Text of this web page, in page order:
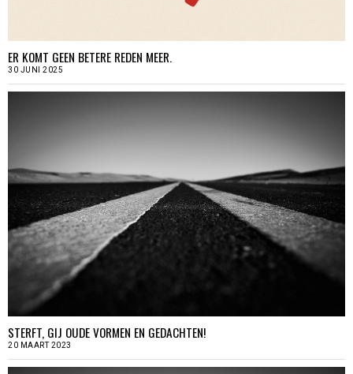
ER KOMT GEEN BETERE REDEN MEER.
30 JUNI 2025
STERFT, GIJ OUDE VORMEN EN GEDACHTEN!
20 MAART 2023